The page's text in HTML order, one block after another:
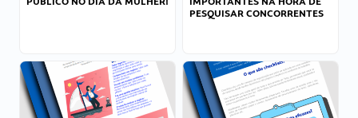
PESQUISAR CONCORRENTES